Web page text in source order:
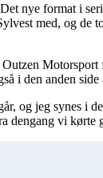
nye format i
med, og de
i den anden
og jeg synes i
dengang vi kørte